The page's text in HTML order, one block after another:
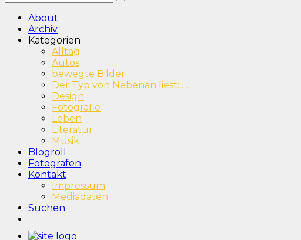
About
Archiv
Kategorien
Alltag
Autos
bewegte Bilder
Der Typ von Nebenan liest: …
Design
Fotografie
Leben
Literatur
Musik
Blogroll
Fotografen
Kontakt
Impressum
Mediadaten
Suchen